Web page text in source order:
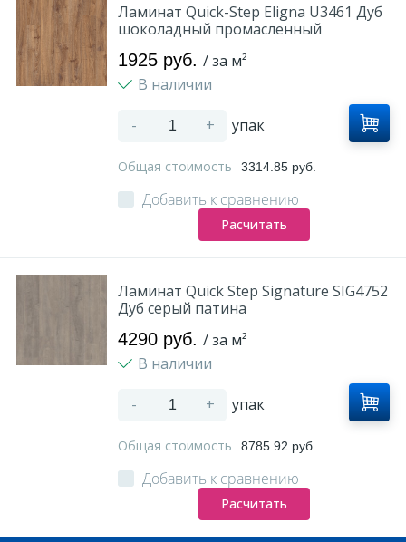
Ламинат Quick-Step Eligna U3461 Дуб
шоколадный промасленный
1925 руб. / за м²
В наличии
- + упак
Общая стоимость 3314.85 руб.
Добавить к сравнению
Расчитать
Ламинат Quick Step Signature SIG4752
Дуб серый патина
4290 руб. / за м²
В наличии
- + упак
Общая стоимость 8785.92 руб.
Добавить к сравнению
Расчитать